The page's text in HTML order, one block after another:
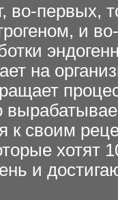
во-
и
на
к своим
хотят
и